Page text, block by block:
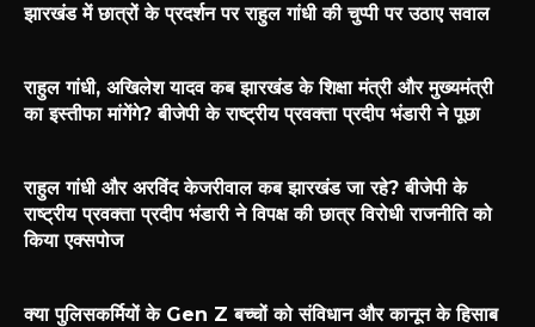
झारखंड में छात्रों के प्रदर्शन पर राहुल गांधी की चुप्पी पर उठाए सवाल
राहुल गांधी, अखिलेश यादव कब झारखंड के शिक्षा मंत्री और मुख्यमंत्री
का इस्तीफा मांगेंगे? बीजेपी के राष्ट्रीय प्रवक्ता प्रदीप भंडारी ने पूछा
राहुल गांधी और अरविंद केजरीवाल कब झारखंड जा रहे? बीजेपी के
राष्ट्रीय प्रवक्ता प्रदीप भंडारी ने विपक्ष की छात्र विरोधी राजनीति को
किया एक्सपोज
क्या पुलिसकर्मियों के Gen Z बच्चों को संविधान और कानून के हिसाब